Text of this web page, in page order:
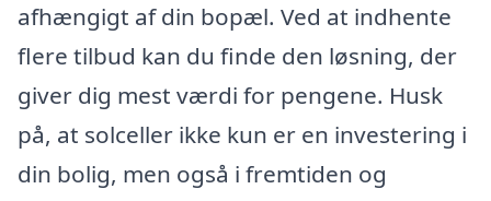
afhængigt af din bopæl. Ved at indhente
flere tilbud kan du finde den løsning, der
giver dig mest værdi for pengene. Husk
på, at solceller ikke kun er en investering i
din bolig, men også i fremtiden og